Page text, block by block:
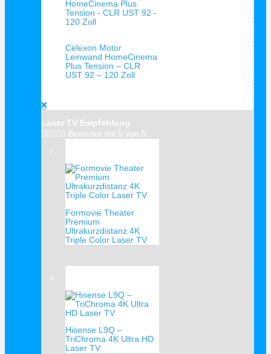
Celexon Motor
Leinwand HomeCinema
Plus Tension – CLR
UST 92 – 120 Zoll
Laser TV Empfehlung
     Bewertet mit 5 von 5
Formovie Theater
Premium
Ultrakurzdistanz 4K
Triple Color Laser TV
Hisense L9Q –
TriChroma 4K Ultra HD
Laser TV